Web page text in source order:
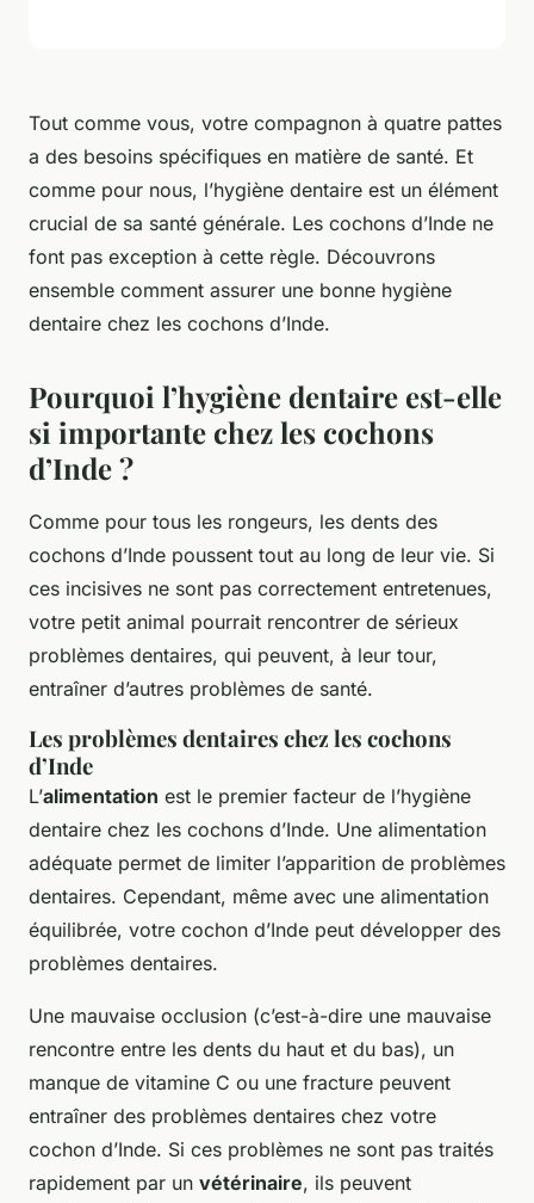
Tout comme vous, votre compagnon à quatre pattes
a des besoins spécifiques en matière de santé. Et
comme pour nous, l’hygiène dentaire est un élément
crucial de sa santé générale. Les cochons d’Inde ne
font pas exception à cette règle. Découvrons
ensemble comment assurer une bonne hygiène
dentaire chez les cochons d’Inde.
Pourquoi l’hygiène dentaire est-elle
si importante chez les cochons
d’Inde ?
Comme pour tous les rongeurs, les dents des
cochons d’Inde poussent tout au long de leur vie. Si
ces incisives ne sont pas correctement entretenues,
votre petit animal pourrait rencontrer de sérieux
problèmes dentaires, qui peuvent, à leur tour,
entraîner d’autres problèmes de santé.
Les problèmes dentaires chez les cochons
d’Inde
L’alimentation est le premier facteur de l’hygiène
dentaire chez les cochons d’Inde. Une alimentation
adéquate permet de limiter l’apparition de problèmes
dentaires. Cependant, même avec une alimentation
équilibrée, votre cochon d’Inde peut développer des
problèmes dentaires.
Une mauvaise occlusion (c’est-à-dire une mauvaise
rencontre entre les dents du haut et du bas), un
manque de vitamine C ou une fracture peuvent
entraîner des problèmes dentaires chez votre
cochon d’Inde. Si ces problèmes ne sont pas traités
rapidement par un vétérinaire, ils peuvent